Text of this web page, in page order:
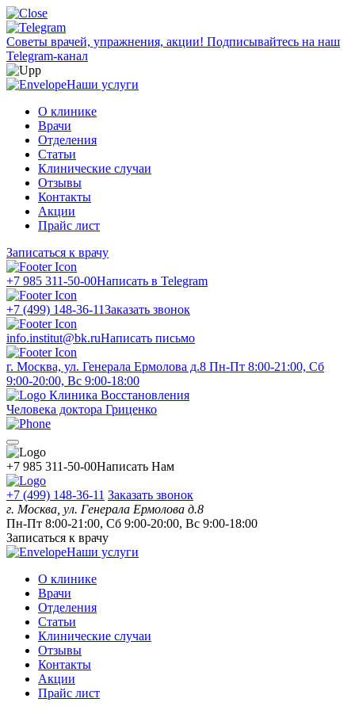
Советы врачей, упражнения, акции! Подписывайтесь на наш
Telegram-канал
Наши услуги
О клинике
Врачи
Отделения
Статьи
Клинические случаи
Отзывы
Контакты
Акции
Прайс лист
Записаться к врачу
+7 985 311-50-00Написать в Telegram
+7 (499) 148-36-11Заказать звонок
info.institut@bk.ruНаписать письмо
г. Москва, ул. Генерала Ермолова д.8 Пн-Пт 8:00-21:00, Сб
9:00-20:00, Вс 9:00-18:00
Клиника Восстановления
Человека доктора Гриценко
+7 985 311-50-00Написать Нам
+7 (499) 148-36-11 Заказать звонок
г. Москва, ул. Генерала Ермолова д.8
Пн-Пт 8:00-21:00, Сб 9:00-20:00, Вс 9:00-18:00
Записаться к врачу
Наши услуги
О клинике
Врачи
Отделения
Статьи
Клинические случаи
Отзывы
Контакты
Акции
Прайс лист